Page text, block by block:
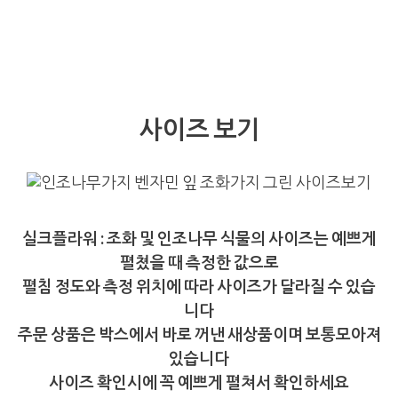
사이즈 보기
실크플라워 : 조화 및 인조나무 식물의 사이즈는 예쁘게
펼쳤을 때 측정한 값으로
펼침 정도와 측정 위치에 따라 사이즈가 달라질 수 있습
니다
주문 상품은 박스에서 바로 꺼낸 새상품이며 보통모아져
있습니다
사이즈 확인시에 꼭 예쁘게 펼쳐서 확인하세요